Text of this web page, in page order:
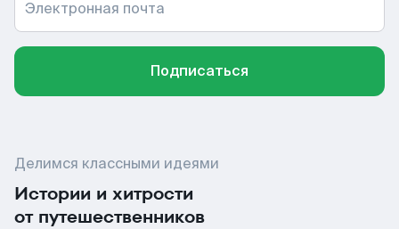
Электронная почта
Подписаться
Делимся классными идеями
Истории и хитрости
от путешественников